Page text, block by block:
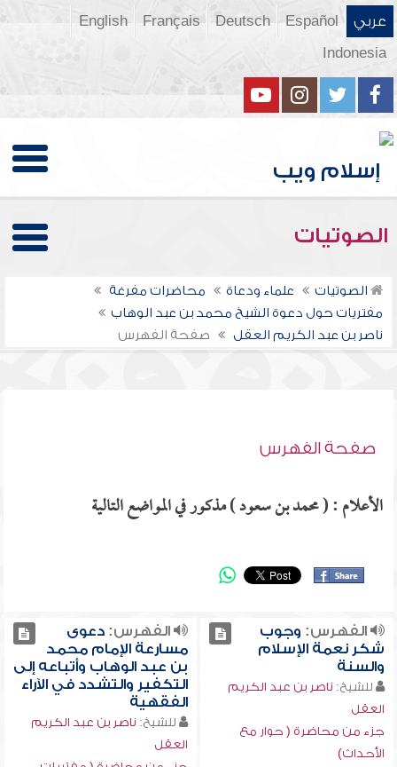
عربي Español
Deutsch
Français
English
Indonesia
الصوتيات
الصوتيات علماء ودعاة
محاضرات مفرغة
مفتريات حول دعوة الشيخ محمد بن عبد الوهاب
ناصر بن عبد الكريم العقل
صفحة الفهرس
صفحة الفهرس
الأعلام : ( محمد بن سعود ) مذكور في المواضع التالية
الفهرس: وجوب
شكر نعمة الإسلام
والسنة
للشيخ: ناصر بن عبد الكريم
العقل
جزء من محاضرة ( حوار مع
الأحداث)
الفهرس:دعوى
مسارعة الإمام محمد
بن عبد الوهاب وأتباعه إلى
التكفير والتشدد في الآراء
الفقهية
للشيخ: ناصر بن عبد الكريم
العقل